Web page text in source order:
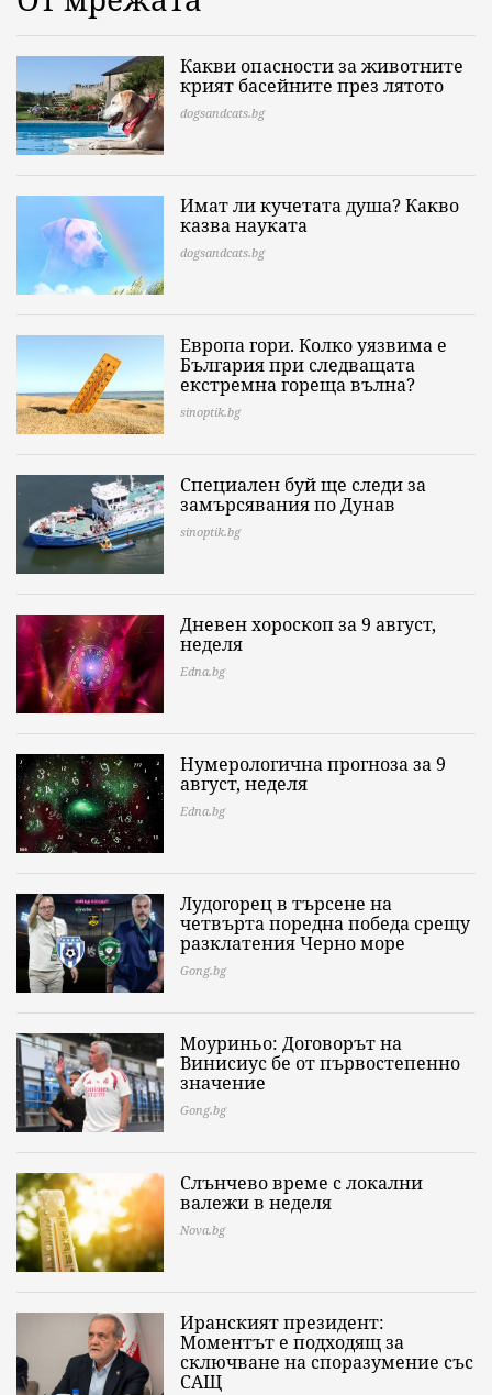
Какви опасности за животните
крият басейните през лятото
dogsandcats.bg
Имат ли кучетата душа? Какво
казва науката
dogsandcats.bg
Европа гори. Колко уязвима е
България при следващата
екстремна гореща вълна?
sinoptik.bg
Специален буй ще следи за
замърсявания по Дунав
sinoptik.bg
Дневен хороскоп за 9 август,
неделя
Edna.bg
Нумерологична прогноза за 9
август, неделя
Edna.bg
Лудогорец в търсене на
четвърта поредна победа срещу
разклатения Черно море
Gong.bg
Моуриньо: Договорът на
Винисиус бе от първостепенно
значение
Gong.bg
Слънчево време с локални
валежи в неделя
Nova.bg
Иранският президент:
Моментът е подходящ за
сключване на споразумение със
САЩ